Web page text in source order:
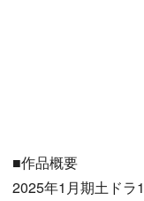
■作品概要
2025年1月期土ドラ